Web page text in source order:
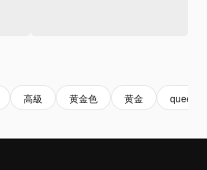
高級 黄金色 黄金 queen